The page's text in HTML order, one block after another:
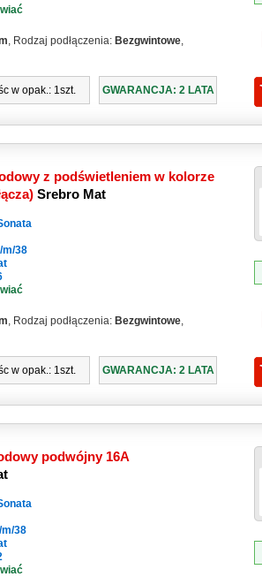
, Rodzaj podłączenia: Bezgwintowe,
w opak.: 1szt. GWARANCJA: 2 LATA
z podświetleniem w kolorze
Srebro Mat
m/38
, Rodzaj podłączenia: Bezgwintowe,
w opak.: 1szt. GWARANCJA: 2 LATA
podwójny 16A
38